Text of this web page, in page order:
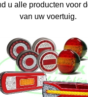
u alle producten voor
van uw voertuig.